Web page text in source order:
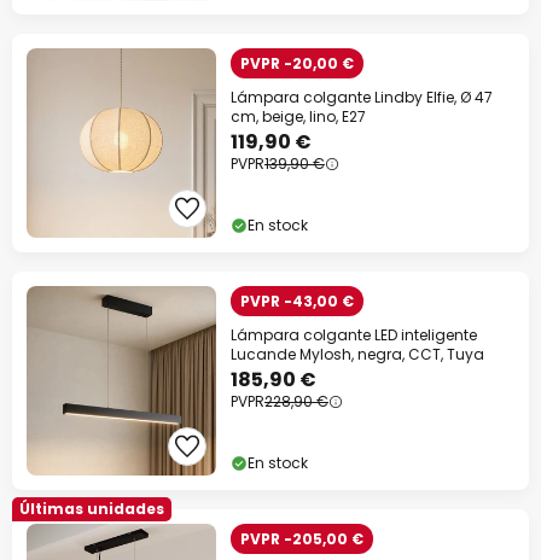
PVPR -20,00 €
Lámpara colgante Lindby Elfie, Ø 47
cm, beige, lino, E27
119,90 €
PVPR139,90 €
En stock
PVPR -43,00 €
Lámpara colgante LED inteligente
Lucande Mylosh, negra, CCT, Tuya
185,90 €
PVPR228,90 €
En stock
Últimas unidades
PVPR -205,00 €